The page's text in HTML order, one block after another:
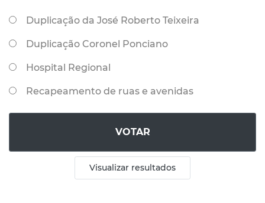
Duplicação da José Roberto Teixeira
Duplicação Coronel Ponciano
Hospital Regional
Recapeamento de ruas e avenidas
VOTAR
Visualizar resultados